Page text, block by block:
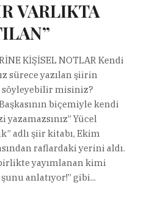
VARLIKTA
KİŞİSEL NOTLAR Kendi
sürece yazılan şiirin
söyleyebilir misiniz?
biçemiyle kendi
Yücel
adlı şiir kitabı, Ekim
raflardaki yerini aldı.
yayımlanan kimi
anlatıyor!” gibi...